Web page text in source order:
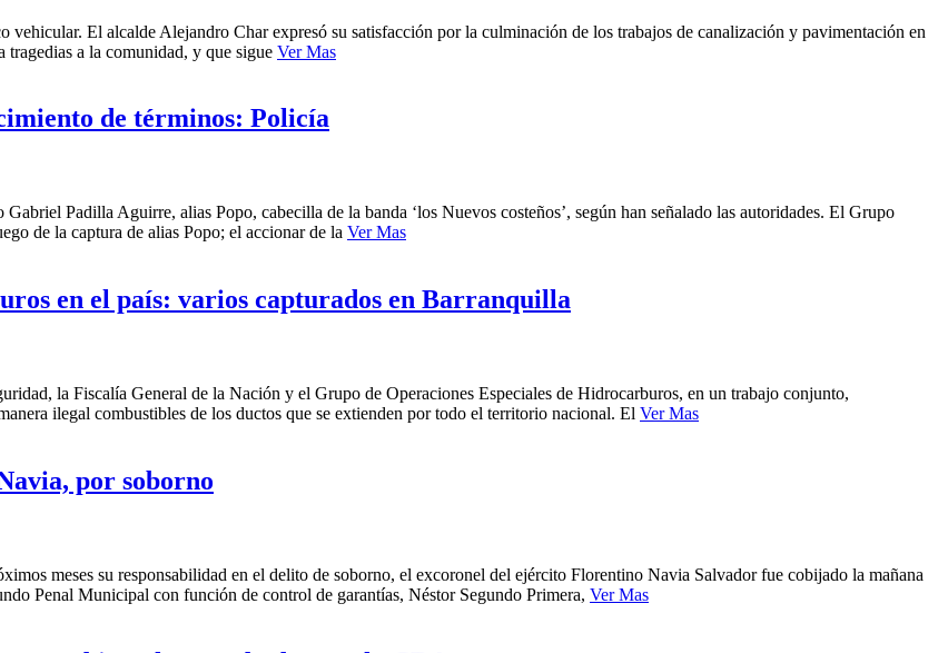
El alcalde Alejandro Char expresó su satisfacción por la culminación de los trabajos de canalización y pavimentación en
a la comunidad, y que sigue Ver Mas
de términos: Policía
Padilla Aguirre, alias Popo, cabecilla de la banda ‘los Nuevos costeños’, según han señalado las autoridades. El Grupo
de la captura de alias Popo; el accionar de la Ver Mas
en el país: varios capturados en Barranquilla
la Fiscalía General de la Nación y el Grupo de Operaciones Especiales de Hidrocarburos, en un trabajo conjunto,
ilegal combustibles de los ductos que se extienden por todo el territorio nacional. El Ver Mas
por soborno
meses su responsabilidad en el delito de soborno, el excoronel del ejército Florentino Navia Salvador fue cobijado la mañana
Penal Municipal con función de control de garantías, Néstor Segundo Primera, Ver Mas